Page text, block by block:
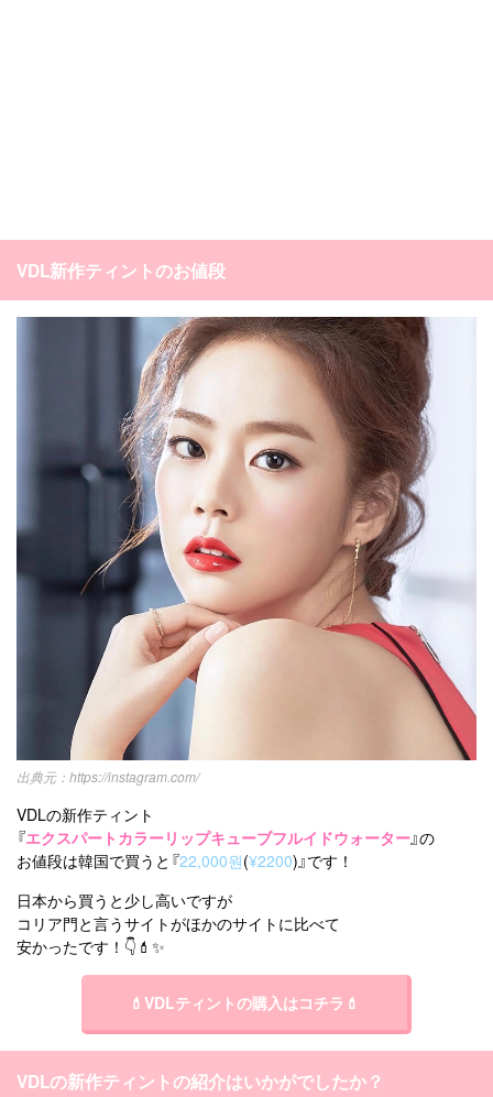
VDL新作ティントのお値段
https://instagram.com/
VDLの新作ティント
『エクスパートカラーリップキューブフルイドウォーター』の
お値段は韓国で買うと『22,000원(¥2200)』です！
日本から買うと少し高いですが
コリア門と言うサイトがほかのサイトに比べて
安かったです！👇💄✨
💄VDLティントの購入はコチラ💄
VDLの新作ティントの紹介はいかがでしたか？